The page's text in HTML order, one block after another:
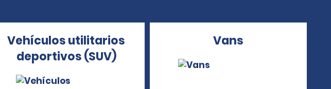
Vehículos utilitarios
deportivos (SUV)
Vans